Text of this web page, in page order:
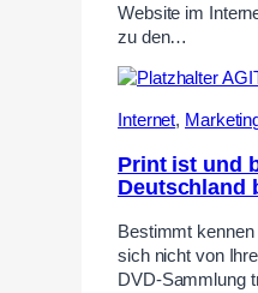
Website im
zu den…
Internet,
Print ist und
Deutschland
Bestimmt
sich nicht von
DVD-Sammlung